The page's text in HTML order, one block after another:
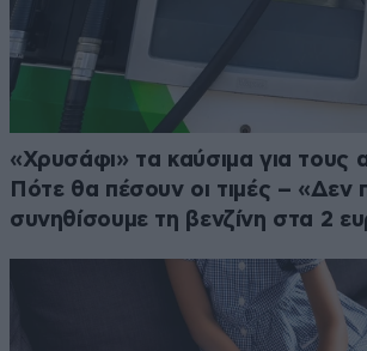
«Χρυσάφι» τα καύσιμα για τους
Πότε θα πέσουν οι τιμές – «Δεν
συνηθίσουμε τη βενζίνη στα 2